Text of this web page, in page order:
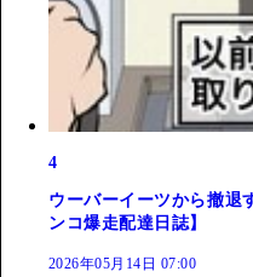
4
ウーバーイーツから撤退
ンコ爆走配達日誌】
2026年05月14日 07:00